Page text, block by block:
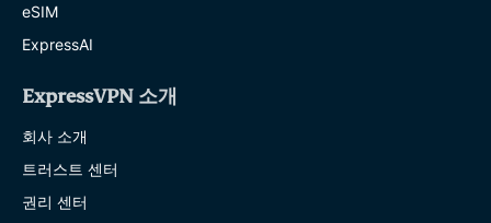
eSIM
ExpressAI
ExpressVPN 소개
회사 소개
트러스트 센터
권리 센터